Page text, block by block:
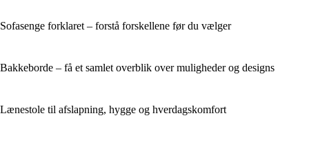
Sofasenge forklaret – forstå forskellene før du vælger
Bakkeborde – få et samlet overblik over muligheder og designs
Lænestole til afslapning, hygge og hverdagskomfort